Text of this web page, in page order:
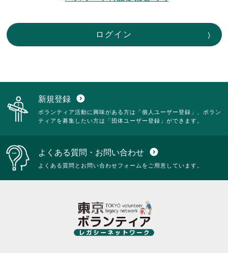
ログイン
新規登録 expand_circle_down
ボランティア活動に興味がある方は「個人ユーザー登録」、ボラン
ティアを募集したい方は「団体ユーザー登録」ができます。
よくある質問・お問い合わせ expand_circle_down
よくある質問とお問い合わせフォームをご用意しています。